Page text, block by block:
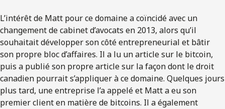
L’intérêt de Matt pour ce domaine a coïncidé avec un
changement de cabinet d’avocats en 2013, alors qu’il
souhaitait développer son côté entrepreneurial et bâtir
son propre bloc d’affaires. Il a lu un article sur le bitcoin,
puis a publié son propre article sur la façon dont le droit
canadien pourrait s’appliquer à ce domaine. Quelques jours
plus tard, une entreprise l’a appelé et Matt a eu son
premier client en matière de bitcoins. Il a également